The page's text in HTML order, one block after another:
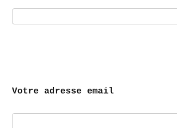
Votre adresse email